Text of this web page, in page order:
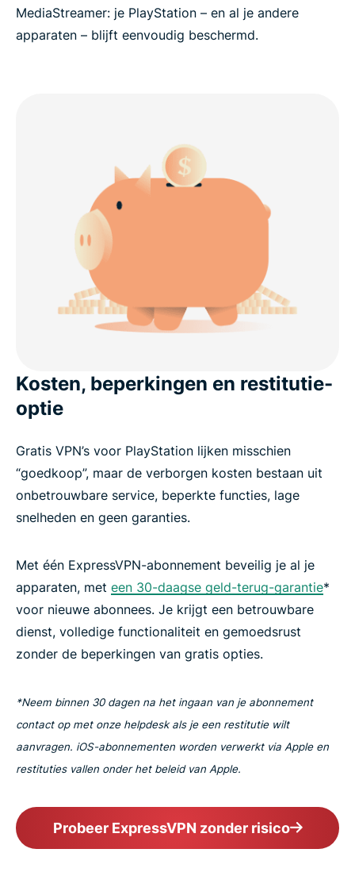
MediaStreamer: je PlayStation – en al je andere
apparaten – blijft eenvoudig beschermd.
Kosten, beperkingen en restitutie-
optie
Gratis VPN’s voor PlayStation lijken misschien
“goedkoop”, maar de verborgen kosten bestaan uit
onbetrouwbare service, beperkte functies, lage
snelheden en geen garanties.
Met één ExpressVPN-abonnement beveilig je al je
apparaten, met een 30-daagse geld-terug-garantie*
voor nieuwe abonnees. Je krijgt een betrouwbare
dienst, volledige functionaliteit en gemoedsrust
zonder de beperkingen van gratis opties.
*Neem binnen 30 dagen na het ingaan van je abonnement
contact op met onze helpdesk als je een restitutie wilt
aanvragen. iOS-abonnementen worden verwerkt via Apple en
restituties vallen onder het beleid van Apple.
Probeer ExpressVPN zonder risico